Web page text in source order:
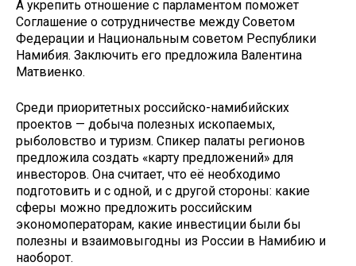
А укрепить отношение с парламентом поможет
Соглашение о сотрудничестве между Советом
Федерации и Национальным советом Республики
Намибия. Заключить его предложила Валентина
Матвиенко.
Среди приоритетных российско-намибийских
проектов — добыча полезных ископаемых,
рыболовство и туризм. Спикер палаты регионов
предложила создать «карту предложений» для
инвесторов. Она считает, что её необходимо
подготовить и с одной, и с другой стороны: какие
сферы можно предложить российским
экономоператорам, какие инвестиции были бы
полезны и взаимовыгодны из России в Намибию и
наоборот.